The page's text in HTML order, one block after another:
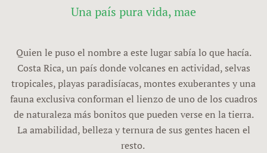
Una país pura vida, mae
Quien le puso el nombre a este lugar sabía lo que hacía.
Costa Rica, un país donde volcanes en actividad, selvas
tropicales, playas paradisíacas, montes exuberantes y una
fauna exclusiva conforman el lienzo de uno de los cuadros
de naturaleza más bonitos que pueden verse en la tierra.
La amabilidad, belleza y ternura de sus gentes hacen el
resto.